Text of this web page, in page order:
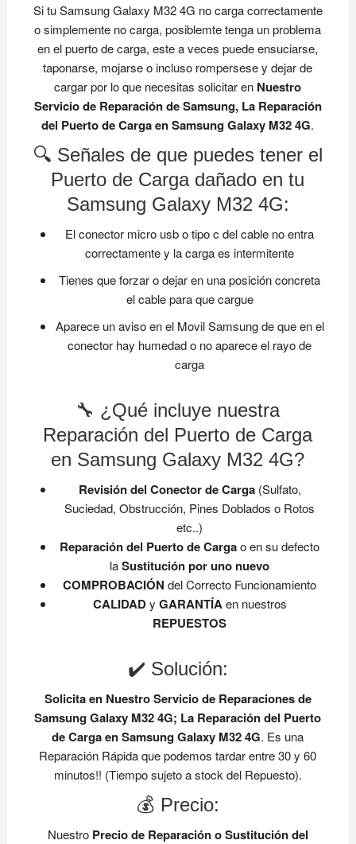
Si tu Samsung Galaxy M32 4G no carga correctamente
o simplemente no carga, posiblemte tenga un problema
en el puerto de carga, este a veces puede ensuciarse,
taponarse, mojarse o incluso rompersese y dejar de
cargar por lo que necesitas solicitar en Nuestro
Servicio de Reparación de Samsung, La Reparación
del Puerto de Carga en Samsung Galaxy M32 4G.
🔍 Señales de que puedes tener el
Puerto de Carga dañado en tu
Samsung Galaxy M32 4G:
El conector micro usb o tipo c del cable no entra
correctamente y la carga es intermitente
Tienes que forzar o dejar en una posición concreta
el cable para que cargue
Aparece un aviso en el Movil Samsung de que en el
conector hay humedad o no aparece el rayo de
carga
🔧 ¿Qué incluye nuestra
Reparación del Puerto de Carga
en Samsung Galaxy M32 4G?
Revisión del Conector de Carga(Sulfato,
Suciedad, Obstrucción, Pines Doblados o Rotos
etc..)
Reparación del Puerto de Cargao en su defecto
laSustitución por uno nuevo
COMPROBACIÓNdel Correcto Funcionamiento
CALIDADy GARANTÍAen nuestros
REPUESTOS
✔️ Solución:
Solicita en Nuestro Servicio de Reparaciones de
Samsung Galaxy M32 4G; La Reparación del Puerto
de Carga en Samsung Galaxy M32 4G. Es una
Reparación Rápida que podemos tardar entre 30 y 60
minutos!! (Tiempo sujeto a stock del Repuesto).
💰 Precio:
Nuestro Precio de Reparación o Sustitución del